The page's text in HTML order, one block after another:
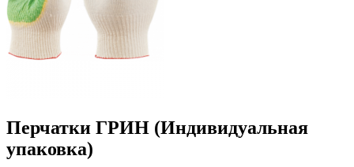
Перчатки ГРИН (Индивидуальная
упаковка)